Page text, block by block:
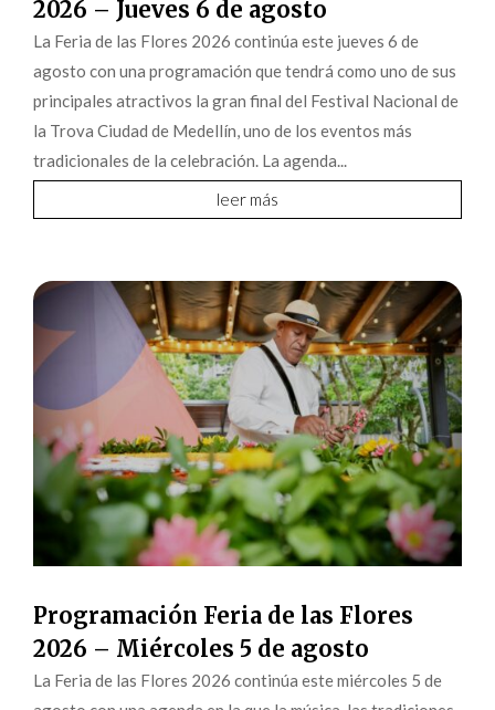
2026 – Jueves 6 de agosto
La Feria de las Flores 2026 continúa este jueves 6 de
agosto con una programación que tendrá como uno de sus
principales atractivos la gran final del Festival Nacional de
la Trova Ciudad de Medellín, uno de los eventos más
tradicionales de la celebración. La agenda...
leer más
Programación Feria de las Flores
2026 – Miércoles 5 de agosto
La Feria de las Flores 2026 continúa este miércoles 5 de